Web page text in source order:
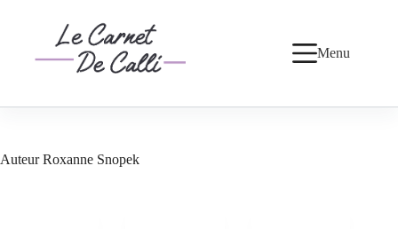
Menu
AuteurRoxanne Snopek